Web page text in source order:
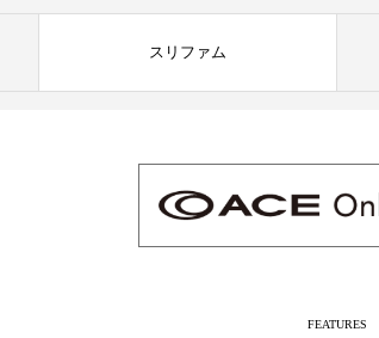
スリファム
FEATURES